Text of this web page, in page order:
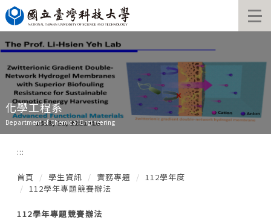
跳
到
主
要
內
容
區
化學工程系
Department of Chemical Engineering
:::
首頁 學生資訊 實務專題
112學年度
112學年專題競賽辦法
112學年專題競賽辦法